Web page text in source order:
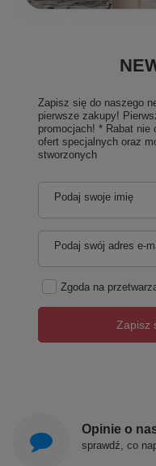
Zapisz się do naszego
pierwsze zakupy!
promocjach! * Rabat
ofert specjalnych oraz
stworzonych
Podaj swoje imię
Podaj swój adres e-
Zgoda na
Zapisz
Opinie o
sprawdź, co